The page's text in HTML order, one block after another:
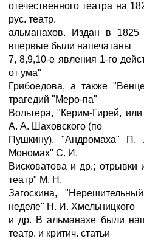
отечественного театра на
рус. театр.
альманахов. Издан в
впервые были напечатаны
7, 8,9,10-е явления 1-го
от ума"
Грибоедова, а также
трагедий "Меро-па"
Вольтера, "Керим-Гирей,
А. А. Шаховского (по
Пушкину), "Андромаха" П.
Мономах" С. И.
Висковатова и др.; отрывки
театр" М. Н.
Загоскина,
неделе" Н. И. Хмельницкого
и др. В альманахе были
театр. и критич. статьи